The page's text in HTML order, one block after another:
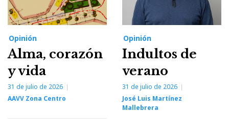
Opinión
Alma, corazón
y vida
31 de julio de 2026
AAVV Zona Centro
Opinión
Indultos de
verano
31 de julio de 2026
José Luis Martínez
Mallebrera